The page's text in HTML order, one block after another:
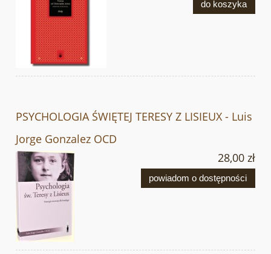
do koszyka
PSYCHOLOGIA ŚWIĘTEJ TERESY Z LISIEUX - Luis
Jorge Gonzalez OCD
28,00 zł
powiadom o dostępności